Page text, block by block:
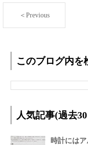
＜Previous
このブログ内を
人気記事(過去
時計には